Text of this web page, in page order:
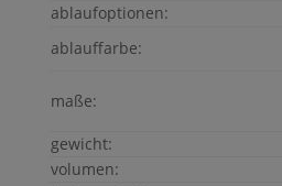
ablaufoptionen:
ablauffarbe:
maße:
gewicht:
volumen: